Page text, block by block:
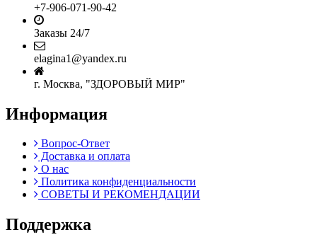
+7-906-071-90-42
Заказы 24/7
elagina1@yandex.ru
г. Москва, "ЗДОРОВЫЙ МИР"
Информация
Вопрос-Ответ
Доставка и оплата
О нас
Политика конфиденциальности
СОВЕТЫ И РЕКОМЕНДАЦИИ
Поддержка